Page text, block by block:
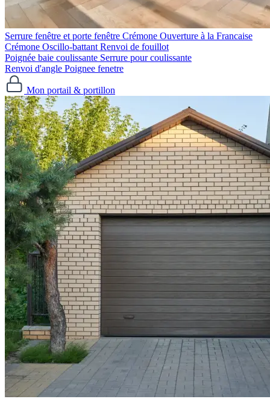
Serrure fenêtre et porte fenêtre Crémone Ouverture à la Francaise
Crémone Oscillo-battant Renvoi de fouillot
Poignée baie coulissante Serrure pour coulissante
Renvoi d'angle Poignee fenetre
Mon portail & portillon